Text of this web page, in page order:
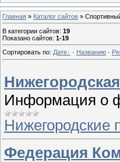
Главная » Каталог сайтов »
В категории сайтов: 19
Показано сайтов: 1-19
Сортировать по: Дате · Названию ·
Информация о
Нижегородские
Федерация